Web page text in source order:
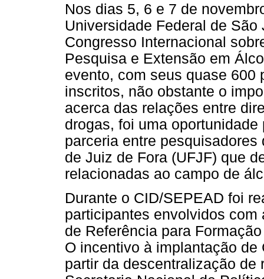
Nos dias 5, 6 e 7 de
Universidade Federal de
Congresso Internacional
Pesquisa e Extensão em
evento, com seus quase 600
inscritos, não obstante o
acerca das relações entre
drogas, foi uma
parceria entre
de Juiz de Fora (UFJF) que
relacionadas ao campo de
Durante o CID/SEPEAD foi
participantes envolvidos
de Referência para
O incentivo à implantação
partir da descentralização de